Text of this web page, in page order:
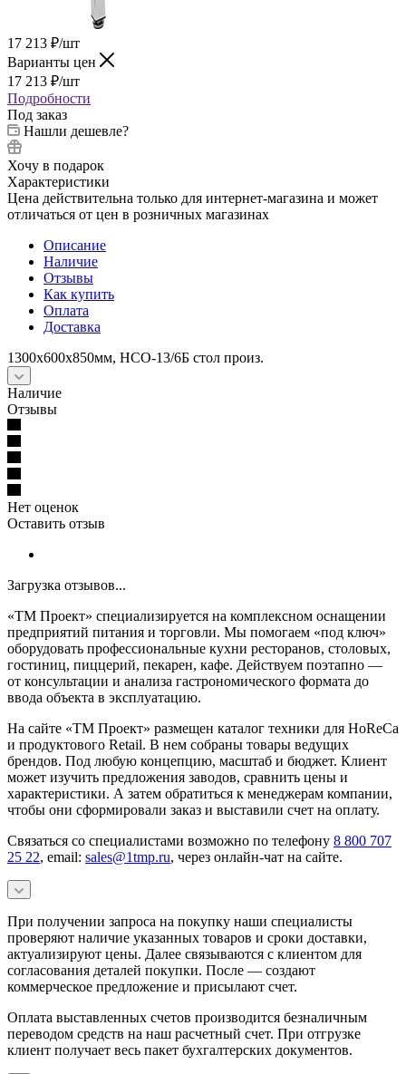
17 213 ₽/шт
Варианты цен
17 213 ₽/шт
Подробности
Под заказ
Нашли дешевле?
Хочу в подарок
Характеристики
Цена действительна только для интернет-магазина и может
отличаться от цен в розничных магазинах
Описание
Наличие
Отзывы
Как купить
Оплата
Доставка
1300х600х850мм, НСО-13/6Б стол произ.
Наличие
Отзывы
Нет оценок
Оставить отзыв
Загрузка отзывов...
«ТМ Проект» специализируется на комплексном оснащении
предприятий питания и торговли. Мы помогаем «под ключ»
оборудовать профессиональные кухни ресторанов, столовых,
гостиниц, пиццерий, пекарен, кафе. Действуем поэтапно —
от консультации и анализа гастрономического формата до
ввода объекта в эксплуатацию.
На сайте «ТМ Проект» размещен каталог техники для HoReCa
и продуктового Retail. В нем собраны товары ведущих
брендов. Под любую концепцию, масштаб и бюджет. Клиент
может изучить предложения заводов, сравнить цены и
характеристики. А затем обратиться к менеджерам компании,
чтобы они сформировали заказ и выставили счет на оплату.
Связаться со специалистами возможно по телефону 8 800 707
25 22, email: sales@1tmp.ru, через онлайн-чат на сайте.
При получении запроса на покупку наши специалисты
проверяют наличие указанных товаров и сроки доставки,
актуализируют цены. Далее связываются с клиентом для
согласования деталей покупки. После — создают
коммерческое предложение и присылают счет.
Оплата выставленных счетов производится безналичным
переводом средств на наш расчетный счет. При отгрузке
клиент получает весь пакет бухгалтерских документов.